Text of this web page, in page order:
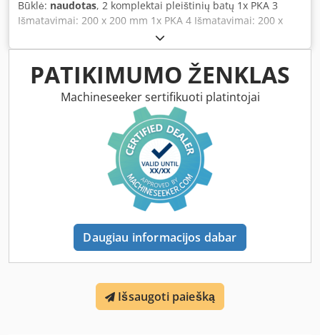
Būklė: naudotas, 2 komplektai pleištinių batų 1x PKA 3
Išmatavimai: 200 x 200 mm 1x PKA 4 Išmatavimai: 200 x
250 mm Crsdpfoyt Egbsx Aphof Po 4 vnt., parduodama tik
kaip komplektas.
PATIKIMUMO ŽENKLAS
Machineseeker sertifikuoti platintojai
Daugiau informacijos dabar
Išsaugoti paiešką